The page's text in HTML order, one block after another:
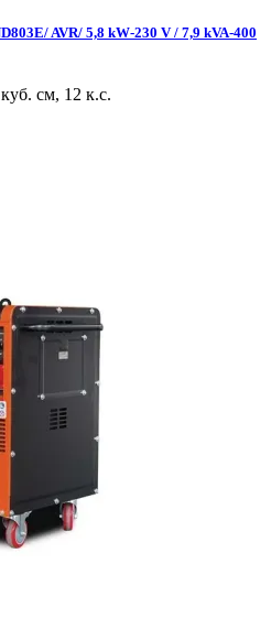
AVR/ 5,8 kW-230 V / 7,9 kVA-400
см, 12 к.с.